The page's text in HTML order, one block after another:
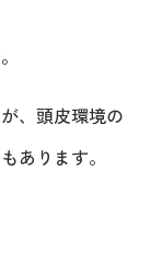
、頭皮環境の
あります。